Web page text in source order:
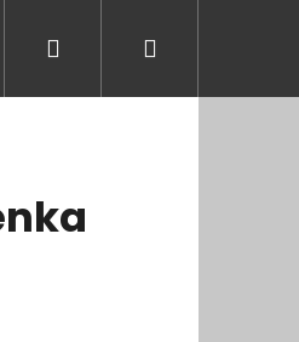
Kontakt Blog
Přihlášení